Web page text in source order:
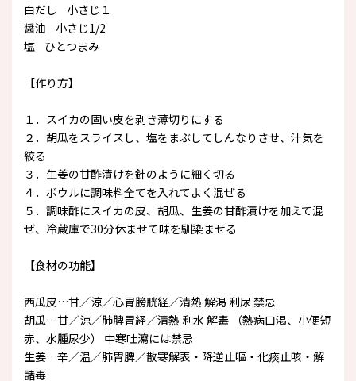
白だし 小さじ１
醤油 小さじ1/2
塩 ひとつまみ
【作り方】
１．スイカの固い皮を剥き薄切りにする
２．胡瓜をスライスし、塩をまぶしてしんなりさせ、汁気を
絞る
３．生姜の甘酢漬けを針のように細く切る
４．ボウルに調味料全てを入れてよく混ぜる
５．調味酢にスイカの皮、胡瓜、生姜の甘酢漬けを加えて混
ぜ、冷蔵庫で30分休ませて味を馴染ませる
【食材の功能】
西瓜皮…甘／涼／心胃膀胱経／清熱 解渇 利尿 禁忌
胡瓜…甘／涼／肺脾胃経／清熱 利水 解毒 （熱病口渇、小便短
赤、水腫尿少） 中寒吐瀉には禁忌
生姜…辛／温／肺胃脾／散寒解表・降逆止嘔・化痰止咳・解
諸毒